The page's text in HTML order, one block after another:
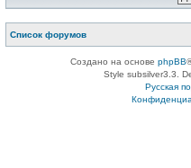
Список форумов
Создано на основе phpBB
Style subsilver3.3.
Русская